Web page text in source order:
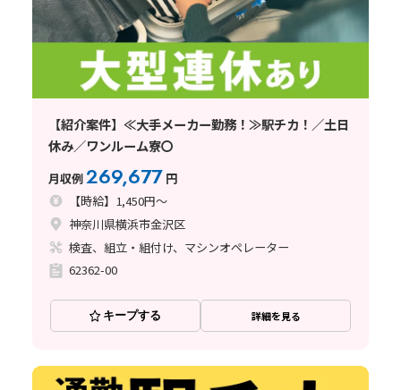
【紹介案件】≪大手メーカー勤務！≫駅チカ！／土日
休み／ワンルーム寮〇
月収例269,677 円
【時給】1,450円～
神奈川県横浜市金沢区
検査、組立・組付け、マシンオペレーター
62362-00
キープする 詳細を見る